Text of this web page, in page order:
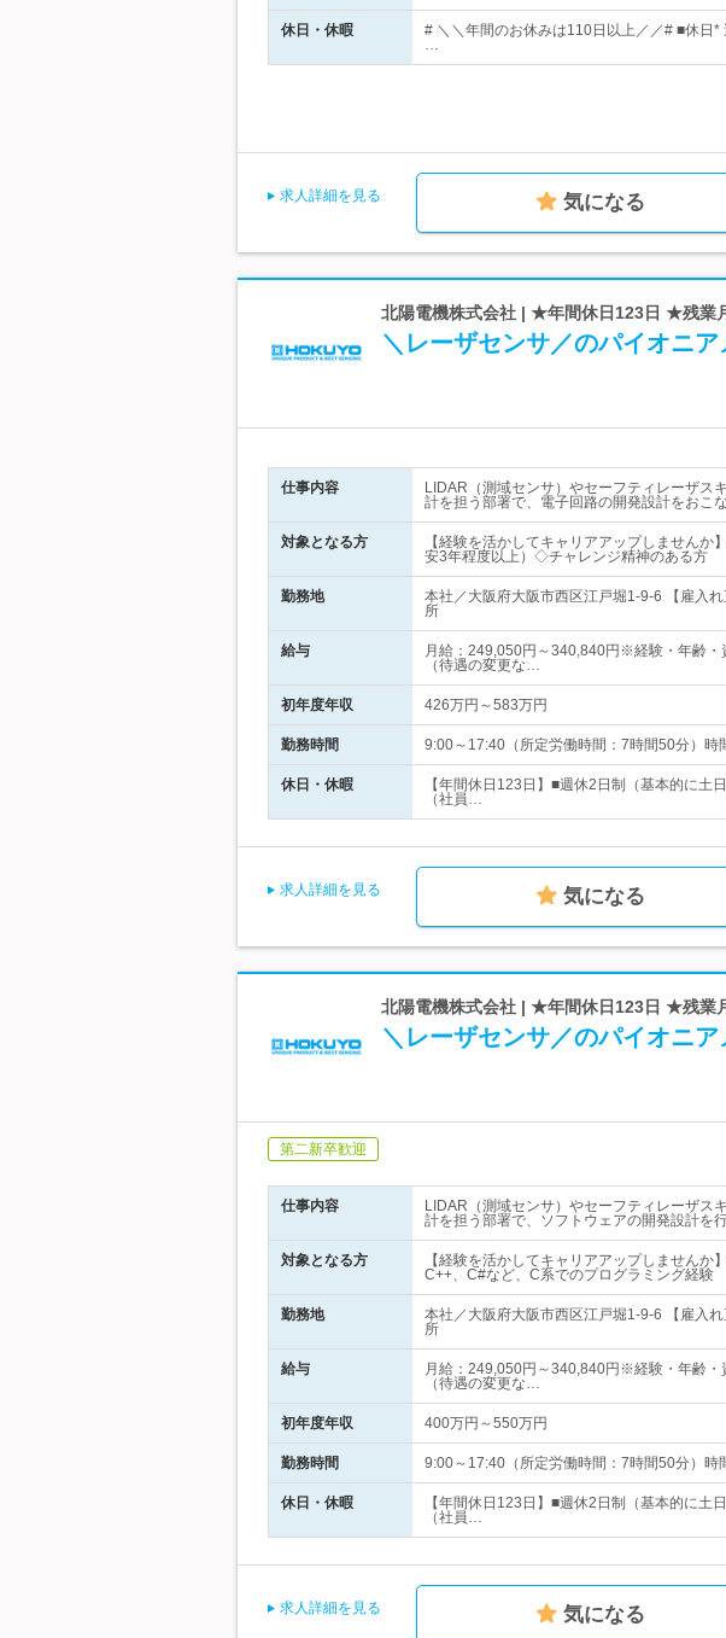
休日・休暇
# ＼＼年間のお休みは110日以上／／# ■休日
…
求人詳細を見る 気になる
北陽電機株式会社 | ★年間休日123日 ★残業
＼レーザセンサ／のパイオニア
仕事内容
LIDAR（測域センサ）やセーフティレーザス
計を担う部署で、電子回路の開発設計をおこな
対象となる方
【経験を活かしてキャリアアップしません
安3年程度以上）◇チャレンジ精神のある方
勤務地
本社／大阪府大阪市西区江戸堀1-9-6 【雇入
所
給与
月給：249,050円～340,840円※経験・年齢
（待遇の変更な…
初年度年収 426万円～583万円
勤務時間 9:00～17:40（所定労働時間：7時間50分）
休日・休暇
【年間休日123日】■週休2日制（基本的に土
（社員…
求人詳細を見る 気になる
北陽電機株式会社 | ★年間休日123日 ★残業
＼レーザセンサ／のパイオニア
第二新卒歓迎
仕事内容
LIDAR（測域センサ）やセーフティレーザス
計を担う部署で、ソフトウェアの開発設計を行
対象となる方
【経験を活かしてキャリアアップしません
C++、C#など、C系でのプログラミング経験
勤務地
本社／大阪府大阪市西区江戸堀1-9-6 【雇入
所
給与
月給：249,050円～340,840円※経験・年齢
（待遇の変更な…
初年度年収 400万円～550万円
勤務時間 9:00～17:40（所定労働時間：7時間50分）
休日・休暇
【年間休日123日】■週休2日制（基本的に土
（社員…
求人詳細を見る 気になる